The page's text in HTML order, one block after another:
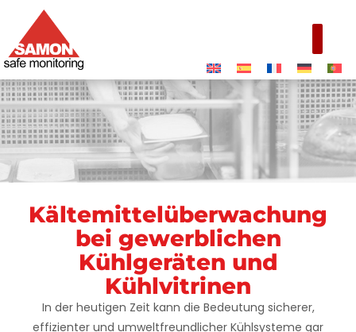
Gewerbliche
Kühlgeräte und
Kühlvitrinen
Kältemittelüberwachung
bei gewerblichen
Kühlgeräten und
Kühlvitrinen
In der heutigen Zeit kann die Bedeutung sicherer,
effizienter und umweltfreundlicher Kühlsysteme gar